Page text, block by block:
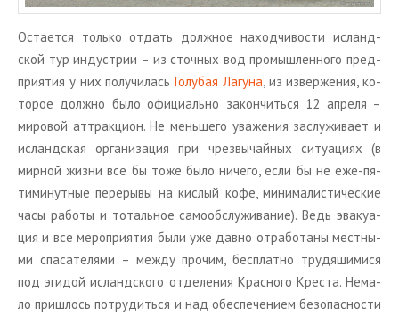
Оста­ет­ся толь­ко от­дать долж­ное на­ход­чи­во­сти ис­ланд­
ской тур ин­ду­стрии – из сточ­ных вод про­мыш­лен­но­го пред­
при­я­тия у них по­лу­чи­лась Го­лу­бая Ла­гу­на , из из­вер­же­ния, ко­
то­рое долж­но было офи­ци­аль­но за­кон­чить­ся 12 ап­ре­ля –
ми­ро­вой ат­трак­ци­он. Не мень­ше­го ува­же­ния за­слу­жи­ва­ет и
ис­ланд­ская ор­га­ни­за­ция при чрез­вы­чай­ных си­ту­а­ци­ях (в
мир­ной жизни все бы тоже было ни­че­го, если бы не еже-пя­
ти­ми­нут­ные пе­ре­ры­вы на кис­лый кофе, ми­ни­ма­ли­сти­че­ские
часы ра­бо­ты и то­таль­ное са­мо­об­слу­жи­ва­ние). Ведь эва­ку­а­
ция и все ме­ро­при­я­тия были уже давно от­ра­бо­та­ны мест­ны­
ми спа­са­те­ля­ми – между про­чим, бес­плат­но тру­дя­щи­ми­ся
под эги­дой ис­ланд­ско­го от­де­ле­ния Крас­но­го Кре­ста. Нема­
ло при­ш­лось по­тру­дить­ся и над обес­пе­че­ни­ем без­опас­но­сти